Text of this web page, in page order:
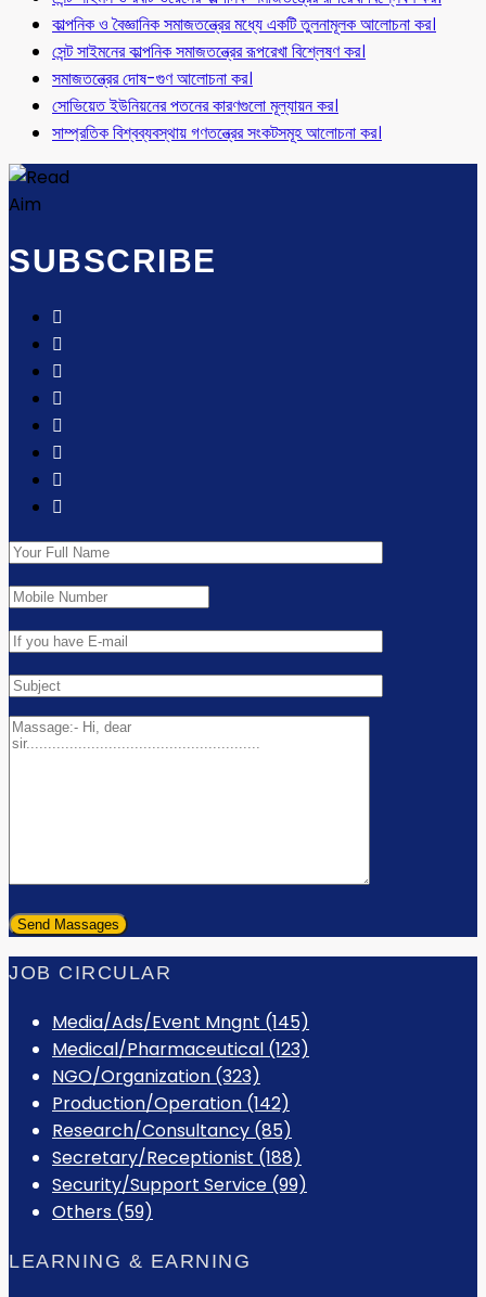
কাল্পনিক ও বৈজ্ঞানিক সমাজতন্ত্রের মধ্যে একটি তুলনামূলক আলোচনা কর।
সেন্ট সাইমনের কাল্পনিক সমাজতন্ত্রের রূপরেখা বিশ্লেষণ কর।
সমাজতন্ত্রের দোষ-গুণ আলোচনা কর।
সোভিয়েত ইউনিয়নের পতনের কারণগুলো মূল্যায়ন কর।
সাম্প্রতিক বিশ্বব্যবস্থায় গণতন্ত্রের সংকটসমূহ আলোচনা কর।
SUBSCRIBE
JOB CIRCULAR
Media/Ads/Event Mngnt (145)
Medical/Pharmaceutical (123)
NGO/Organization (323)
Production/Operation (142)
Research/Consultancy (85)
Secretary/Receptionist (188)
Security/Support Service (99)
Others (59)
LEARNING & EARNING